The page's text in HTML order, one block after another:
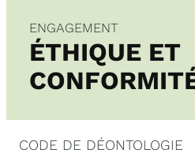
ENGAGEMENT
ÉTHIQUE ET
CODE DE DÉONTOLOGIE